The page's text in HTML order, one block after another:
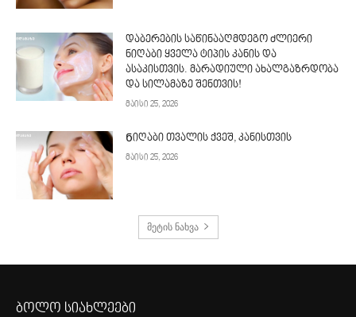
დაბერების საწინააღმდეგო ძლიერი
ნიღაბი ყველა ტიპის კანის და
ასაკისთვის. მარადიული ახალგაზრდობა
და სილამაზე შენთვის!
მაისი 25, 2026
Ნიღაბი თვალის ქვეშ, კანისთვის
მაისი 25, 2026
მეტის ნახვა
ბოლო სიახლეები